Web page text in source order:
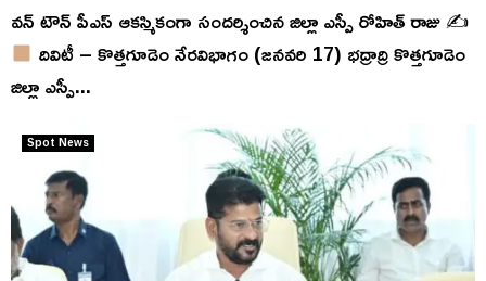
వన్ టౌన్ పీఎస్ ఆకస్మికంగా సందర్శించిన జిల్లా ఎస్పీ రోహిత్ రాజు ✍
దివిటీ – కొత్తగూడెం నేరవిభాగం (జనవరి 17) భద్రాద్రి కొత్తగూడెం
జిల్లా ఎస్పీ...
Spot News